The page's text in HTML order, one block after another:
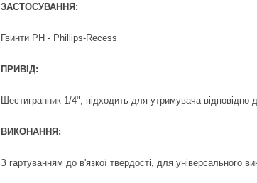
ЗАСТОСУВАННЯ:
Гвинти PH - Phillips-Recess
ПРИВІД:
Шестигранник 1/4", підходить для утримувача відповідно
ВИКОНАННЯ:
З гартуванням до в'язкої твердості, для універсального